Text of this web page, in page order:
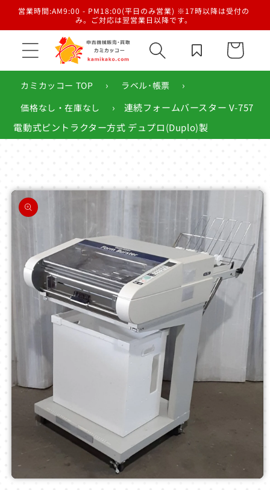
ンツに
営業時間:AM9:00 - PM18:00(平日のみ営業) ※17時以降は受付の
み。ご対応は翌営業日以降です。
カ
ー
カミカッコー TOP
› ラベル･帳票 ›
価格なし・在庫なし ›
連続フォームバースター V-757
電動式ピントラクター方式 デュプロ(Duplo)製
商品情
報にス
キップ
モ